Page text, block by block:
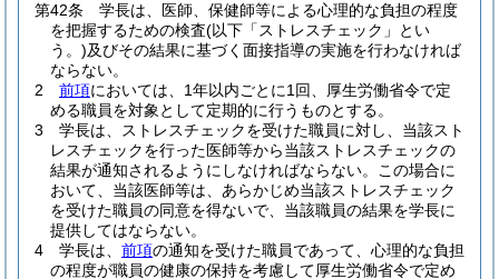
第42条
学長は、医師、保健師等による心理的な負担の程度
を把握するための検査(以下「ストレスチェック」とい
う。)及びその結果に基づく面接指導の実施を行わなければ
ならない。
2
前項においては、1年以内ごとに1回、厚生労働省令で定
める職員を対象として定期的に行うものとする。
3
学長は、ストレスチェックを受けた職員に対し、当該スト
レスチェックを行った医師等から当該ストレスチェックの
結果が通知されるようにしなければならない。
この場合に
おいて、当該医師等は、あらかじめ当該ストレスチェック
を受けた職員の同意を得ないで、当該職員の結果を学長に
提供してはならない。
4
学長は、 前項の通知を受けた職員であって、心理的な負担
の程度が職員の健康の保持を考慮して厚生労働省令で定め